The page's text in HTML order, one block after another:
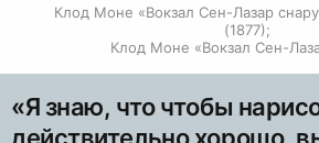
Клод Моне «Вокзал Сен-Лазар
(1877);
Клод Моне «Вокзал Сен-
«Я знаю, что чтобы